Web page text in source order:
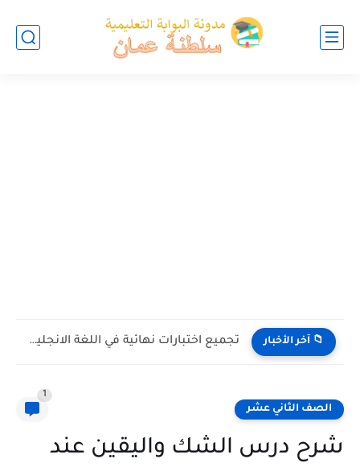
📁 آخر الأخبار تجميع اختبارات نهائية في اللغة الانجليزية للصف الخامس الفصل الثاني...
الصف الثاني عشر
1
شرح درس الشك واليقين عند